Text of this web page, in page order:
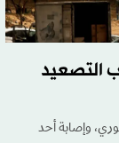
التصعيد
وإصابة أحد